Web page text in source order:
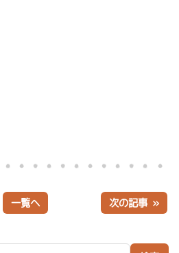
一覧へ 次の記事 »